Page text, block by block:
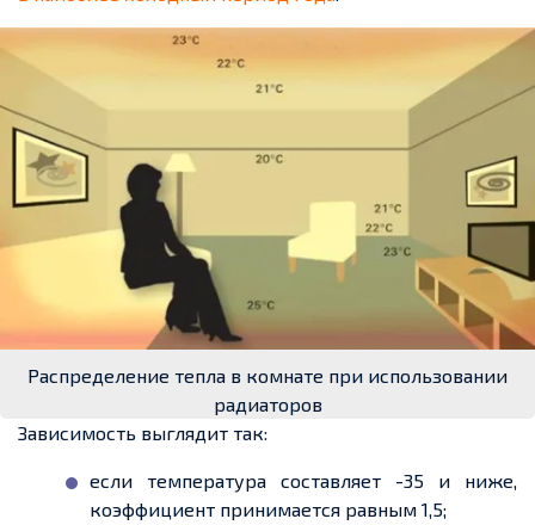
Распределение тепла в комнате при использовании
радиаторов
Зависимость выглядит так:
если температура составляет -35 и ниже,
коэффициент принимается равным 1,5;